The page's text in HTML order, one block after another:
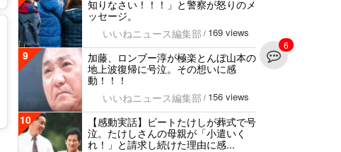
6
知りなさい！！！」と警察が怒りのメ
ッセージ。
いいねニュース編集部 / 169 views
9
加藤、ロンブー淳が極楽とんぼ山本の
地上波復帰に号泣。その想いに感
動！！！
いいねニュース編集部 / 156 views
10
【感動実話】ビートたけしが葬式で号
泣。たけしさんの母親が「小遣いく
れ！」と請求し続けた理由に感...